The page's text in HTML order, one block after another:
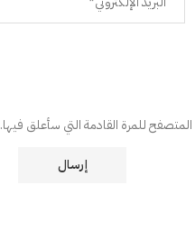
المتصفح للمرة القادمة التي سأعلق فيها.